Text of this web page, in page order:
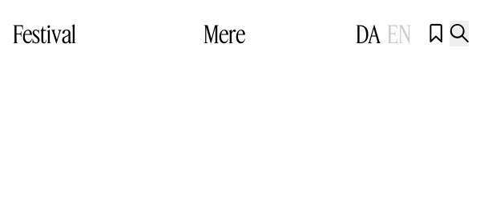
Festival Mere DA EN  